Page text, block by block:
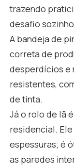
trazendo
desafio
A bandeja de
correta de
desperdícios e
resistentes,
de tinta.
Já o rolo de lã
residencial.
espessuras; é
as paredes